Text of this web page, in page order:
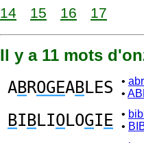
14
15 16 17
Il y a 11 mots
ABROGEABLES •
•
BI BLIO LOGI E •
•